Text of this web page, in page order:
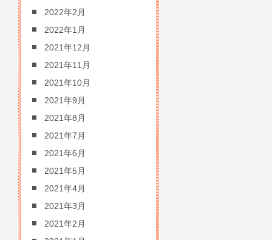
2022年2月
2022年1月
2021年12月
2021年11月
2021年10月
2021年9月
2021年8月
2021年7月
2021年6月
2021年5月
2021年4月
2021年3月
2021年2月